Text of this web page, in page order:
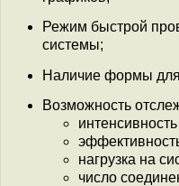
Режим быстрой
системы;
Наличие формы
Возможность
нагрузка на
число